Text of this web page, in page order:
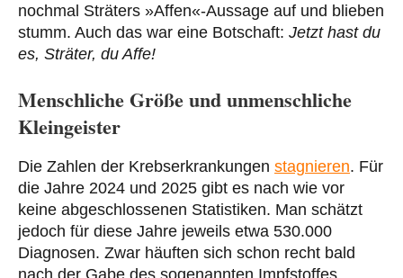
nochmal Sträters »Affen«-Aussage auf und blieben
stumm. Auch das war eine Botschaft: Jetzt hast du
es, Sträter, du Affe!
Menschliche Größe und unmenschliche
Kleingeister
Die Zahlen der Krebserkrankungen stagnieren. Für
die Jahre 2024 und 2025 gibt es nach wie vor
keine abgeschlossenen Statistiken. Man schätzt
jedoch für diese Jahre jeweils etwa 530.000
Diagnosen. Zwar häuften sich schon recht bald
nach der Gabe des sogenannten Impfstoffes